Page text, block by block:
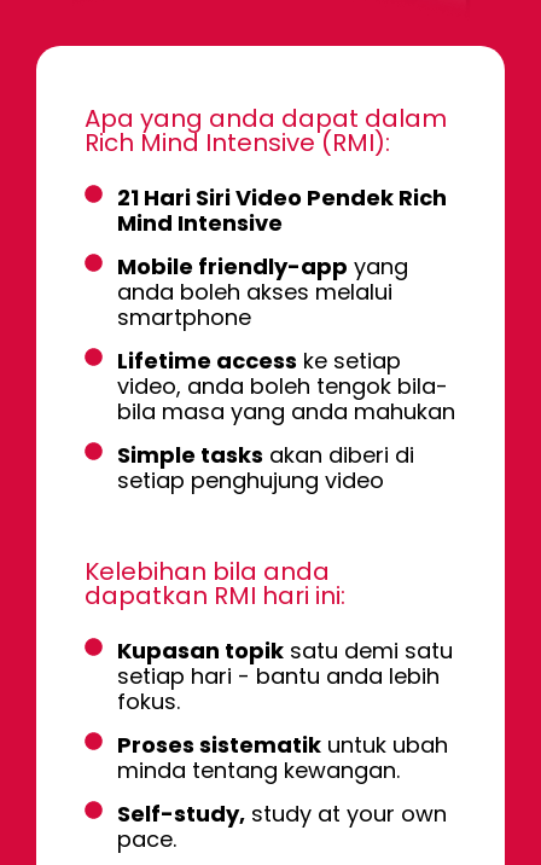
Apa yang anda dapat dalam
Rich Mind Intensive (RMI):
21 Hari Siri Video Pendek Rich
Mind Intensive
Mobile friendly-app yang
anda boleh akses melalui
smartphone
Lifetime access ke setiap
video, anda boleh tengok bila-
bila masa yang anda mahukan
Simple tasks akan diberi di
setiap penghujung video
Kelebihan bila anda
dapatkan RMI hari ini:
Kupasan topiksatu demi satu
setiap hari - bantu anda lebih
fokus.
Proses sistematikuntuk ubah
minda tentang kewangan.
Self-study,study at your own
pace.